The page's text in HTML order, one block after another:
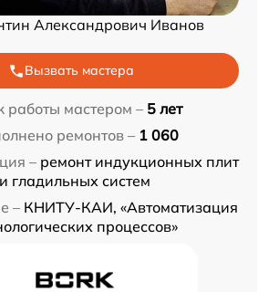
Александрович Иванов
Вызвать мастера
работы мастером – 5 лет
ремонтов – 1 060
– ремонт индукционных плит
и гладильных систем
– КНИТУ-КАИ, «Автоматизация
процессов»